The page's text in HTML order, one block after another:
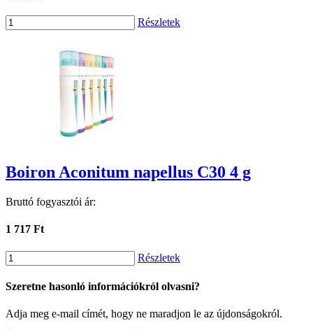
Részletek
Boiron Aconitum napellus C30 4 g
Bruttó fogyasztói ár:
1 717 Ft
Részletek
Szeretne hasonló információkról olvasni?
Adja meg e-mail címét, hogy ne maradjon le az újdonságokról.